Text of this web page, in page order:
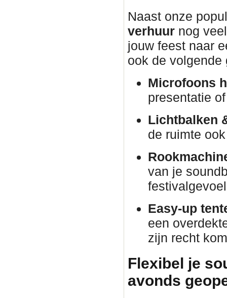
Naast onze
verhuur nog
jouw feest naar
ook de
Microfoons
presentatie
Lichtbalken
de ruimte
van je
Easy-up
een
zijn recht
Flexibel je
avonds